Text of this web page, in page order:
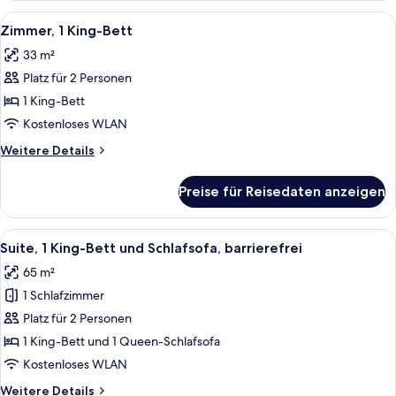
1 King-
Bett,
Alle
Fotos
für
Zimmer,
1 King-
Bett
anzeigen
Ein Hotelzimmer mit einem Bett,
4
Zimmer, 1 King-Bett
33 m²
Platz für 2 Personen
1 King-Bett
Kostenloses WLAN
Weitere Details
Weitere
1 King-
Bett
Preise für Reisedaten anzeigen
Alle
Fotos
für
Suite,
1 King-
Bett
und
Ein Yachthafen mit zahlreichen
7
Suite, 1 King-Bett und Schlafsofa, barrierefrei
65 m²
1 Schlafzimmer
Platz für 2 Personen
1 King-Bett und 1 Queen-Schlafsofa
Kostenloses WLAN
Weitere Details
Weitere